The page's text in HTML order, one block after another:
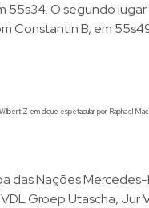
O segundo
Constantin B, em
Z em clique espetacular por Raphael
das Nações
Groep Utascha, Jur